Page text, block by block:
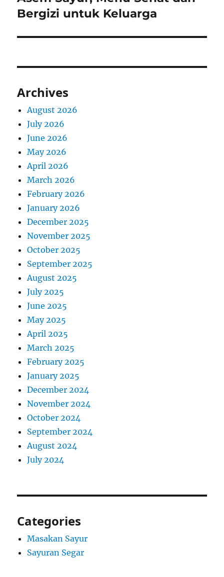
post:
Bergizi untuk Keluarga
Archives
August 2026
July 2026
June 2026
May 2026
April 2026
March 2026
February 2026
January 2026
December 2025
November 2025
October 2025
September 2025
August 2025
July 2025
June 2025
May 2025
April 2025
March 2025
February 2025
January 2025
December 2024
November 2024
October 2024
September 2024
August 2024
July 2024
Categories
Masakan Sayur
Sayuran Segar